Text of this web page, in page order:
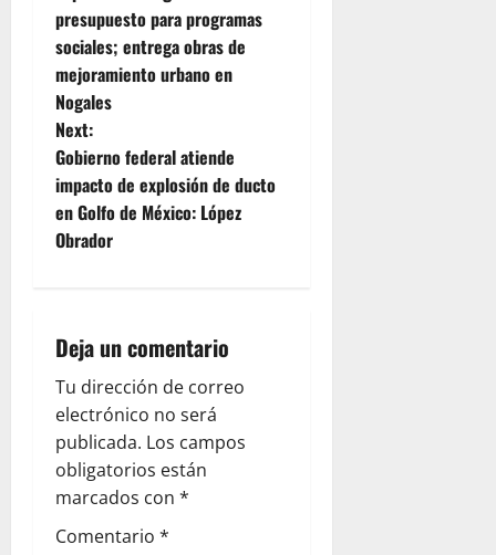
o
s
t
n
a
v
g
a
t
i
o
presupuesto para programas
sociales; entrega obras de
mejoramiento urbano en
Nogales
Next:
Gobierno federal atiende
impacto de explosión de ducto
en Golfo de México: López
Obrador
Deja un comentario
Tu dirección de correo
electrónico no será
publicada. Los campos
obligatorios están
marcados con *
Comentario *